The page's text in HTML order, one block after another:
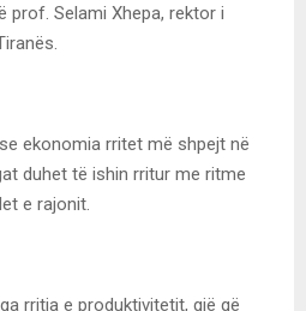
prof. Selami Xhepa, rektor i
ekonomia rritet më shpejt në
duhet të ishin rritur me ritme
e rajonit.
rritja e produktivitetit, gjë që